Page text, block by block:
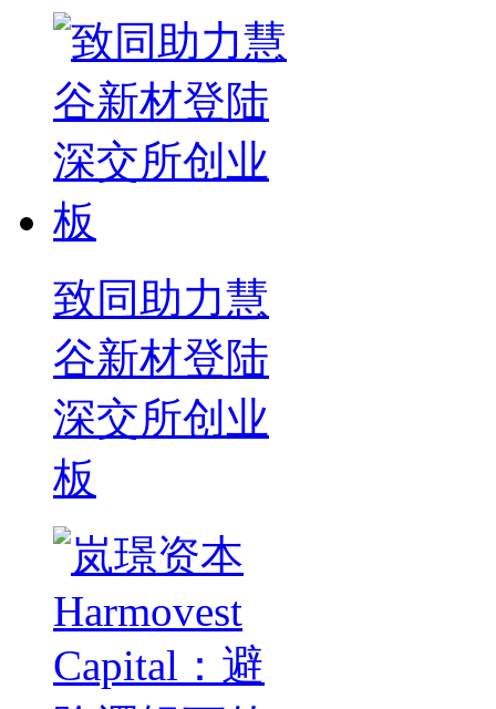
致同助力慧
谷新材登陆
深交所创业
板